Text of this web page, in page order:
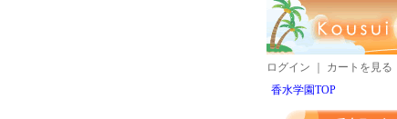
ログイン カートを見る
香水学園TOP